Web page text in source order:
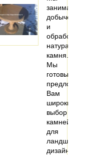
занимаемся
добычей
и
обработкой
натурального
камня.
Мы
готовы
предложить
Вам
широкий
выбор
камней
для
ландшафтного
дизайна.